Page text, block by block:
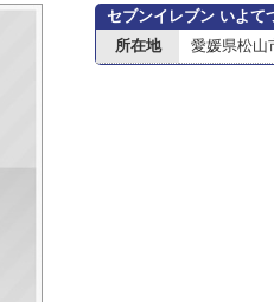
セブンイレブン いよて
所在地
愛媛県松山